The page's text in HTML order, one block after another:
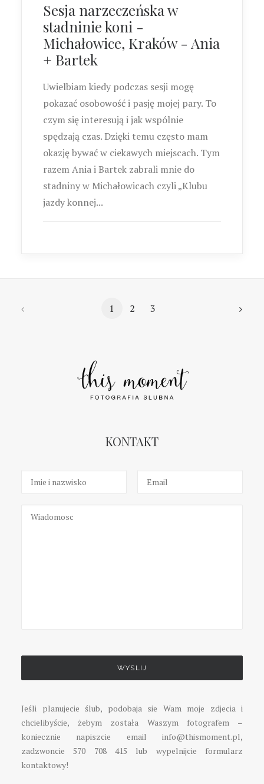
Sesja narzeczeńska w
stadninie koni -
Michałowice, Kraków - Ania
+ Bartek
Uwielbiam kiedy podczas sesji mogę
pokazać osobowość i pasję mojej pary. To
czym się interesują i jak wspólnie
spędzają czas. Dzięki temu często mam
okazję bywać w ciekawych miejscach. Tym
razem Ania i Bartek zabrali mnie do
stadniny w Michałowicach czyli „Klubu
jazdy konnej...
1 2 3
KONTAKT
empty.
Jeśli planujecie ślub, podobaja sie Wam moje zdjecia i
chcielibyście, żebym została Waszym fotografem –
koniecznie napiszcie email info@thismoment.pl,
zadzwoncie 570 708 415 lub wypelnijcie formularz
kontaktowy!